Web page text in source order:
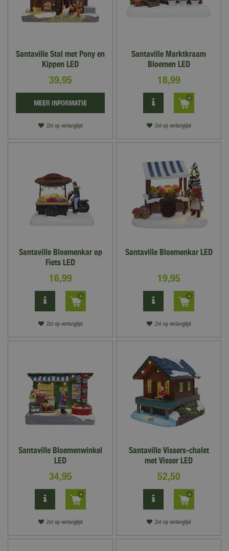
Santaville Stal met Pony en
Kippen LED
39,95
Zet op verlanglijst
MEER INFORMATIE
Santaville Marktkraam
Bloemen LED
18,99
Zet op verlanglijst
Santaville Bloemenkar op
Fiets LED
16,99
Zet op verlanglijst
Santaville Bloemenkar LED
19,95
Zet op verlanglijst
Santaville Bloemenwinkel
LED
34,95
Zet op verlanglijst
Santaville Vissers-chalet
met Visser LED
52,50
Zet op verlanglijst